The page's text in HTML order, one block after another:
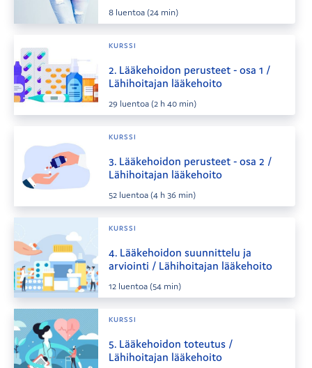
8 luentoa(24 min)
KURSSI
2. Lääkehoidon perusteet - osa 1 /
Lähihoitajan lääkehoito
29 luentoa(2 h 40 min)
KURSSI
3. Lääkehoidon perusteet - osa 2 /
Lähihoitajan lääkehoito
52 luentoa(4 h 36 min)
KURSSI
4. Lääkehoidon suunnittelu ja
arviointi / Lähihoitajan lääkehoito
12 luentoa(54 min)
KURSSI
5. Lääkehoidon toteutus /
Lähihoitajan lääkehoito